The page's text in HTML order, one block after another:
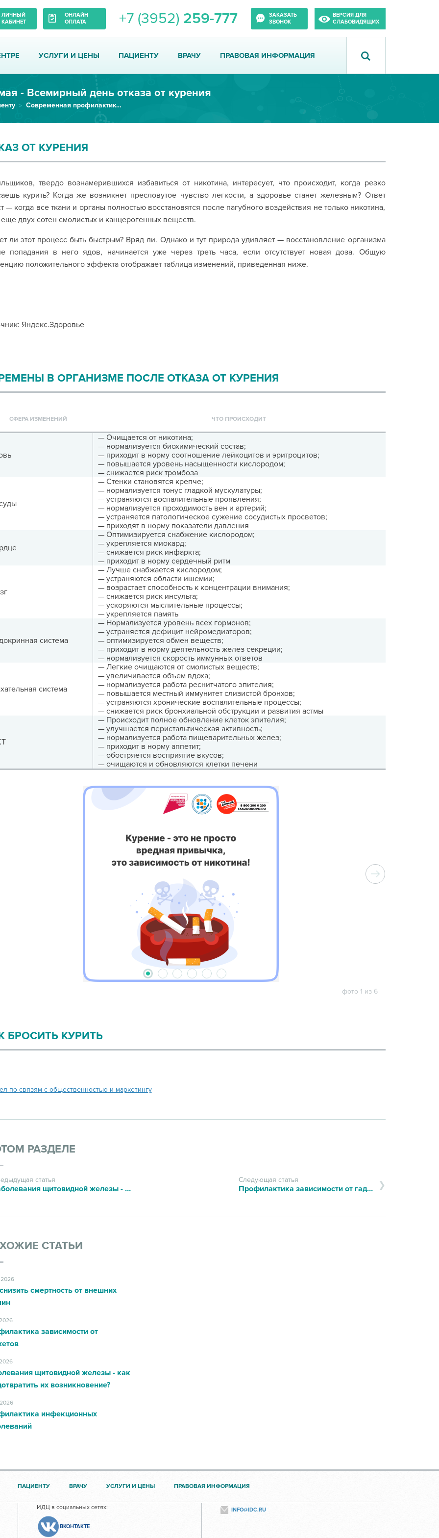
ЛИЧНЫЙ
КАБИНЕТ
ОНЛАЙН
ОПЛАТА
+7 (3952) 259-777
ЗАКАЗАТЬ
ЗВОНОК
ВЕРСИЯ ДЛЯ
СЛАБОВИДЯЩИХ
УСЛУГИ И ЦЕНЫ ПАЦИЕНТУ ВРАЧУ ПРАВОВАЯ ИНФОРМАЦИЯ
- Всемирный день отказа от курения
Современная профилактика заболеваний
ОТ КУРЕНИЯ
твердо вознамерившихся избавиться от никотина, интересует, что происходит, когда резко
курить? Когда же возникнет пресловутое чувство легкости, а здоровье станет железным? Ответ
— когда все ткани и органы полностью восстановятся после пагубного воздействия не только никотина,
двух сотен смолистых и канцерогенных веществ.
ли этот процесс быть быстрым? Вряд ли. Однако и тут природа удивляет — восстановление организма
попадания в него ядов, начинается уже через треть часа, если отсутствует новая доза. Общую
положительного эффекта отображает таблица изменений, приведенная ниже.
Яндекс.Здоровье
В ОРГАНИЗМЕ ПОСЛЕ ОТКАЗА ОТ КУРЕНИЯ
СФЕРА ИЗМЕНЕНИЙ ЧТО ПРОИСХОДИТ
— Очищается от никотина;
— нормализуется биохимический состав;
— приходит в норму соотношение лейкоцитов и эритроцитов;
— повышается уровень насыщенности кислородом;
— снижается риск тромбоза
— Стенки становятся крепче;
— нормализуется тонус гладкой мускулатуры;
— устраняются воспалительные проявления;
— нормализуется проходимость вен и артерий;
— устраняется патологическое сужение сосудистых просветов;
— приходят в норму показатели давления
— Оптимизируется снабжение кислородом;
— укрепляется миокард;
— снижается риск инфаркта;
— приходит в норму сердечный ритм
— Лучше снабжается кислородом;
— устраняются области ишемии;
— возрастает способность к концентрации внимания;
— снижается риск инсульта;
— ускоряются мыслительные процессы;
— укрепляется память
система
— Нормализуется уровень всех гормонов;
— устраняется дефицит нейромедиаторов;
— оптимизируется обмен веществ;
— приходит в норму деятельность желез секреции;
— нормализуется скорость иммунных ответов
система
— Легкие очищаются от смолистых веществ;
— увеличивается объем вдоха;
— нормализуется работа реснитчатого эпителия;
— повышается местный иммунитет слизистой бронхов;
— устраняются хронические воспалительные процессы;
— снижается риск бронхиальной обструкции и развития астмы
— Происходит полное обновление клеток эпителия;
— улучшается перистальтическая активность;
— нормализуется работа пищеварительных желез;
— приходит в норму аппетит;
— обостряется восприятие вкусов;
— очищаются и обновляются клетки печени
фото 1 из 6
БРОСИТЬ КУРИТЬ
по связям с общественностью и маркетингу
РАЗДЕЛЕ
статья
Заболевания щитовидной железы - как предотвратить их возникновение?
Следующая статья
Профилактика зависимости от гаджетов
СТАТЬИ
смертность от внешних
зависимости от
щитовидной железы - как
их возникновение?
инфекционных
ПАЦИЕНТУ ВРАЧУ УСЛУГИ И ЦЕНЫ ПРАВОВАЯ ИНФОРМАЦИЯ
ИДЦ в социальных сетях:
ВКОНТАКТЕ
INFO@IDC.RU